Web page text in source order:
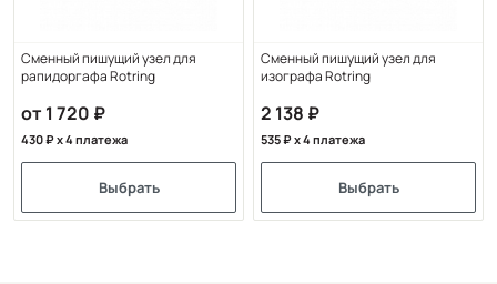
Сменный пишущий узел для
рапидоргафа Rotring
от 1 720
430 x 4 платежа
Выбрать
Сменный пишущий узел для
изографа Rotring
2 138
535 x 4 платежа
Выбрать